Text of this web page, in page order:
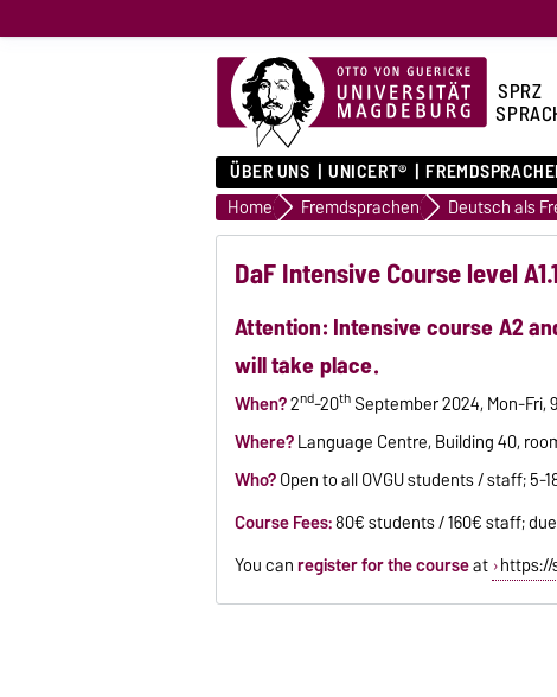
SPRZ
ÜBER UNS UNICERT®
Home Fremdsprachen
DaF Intensive Course level
Attention: Intensive course A2
will take place.
When?2nd-20thSeptember 2024, Mon-Fri,
Where?Language Centre, Building 40,
Who?Open to all OVGU students / staff; 5-
Course Fees:80€ students / 160€ staff;
You canregister for the courseat